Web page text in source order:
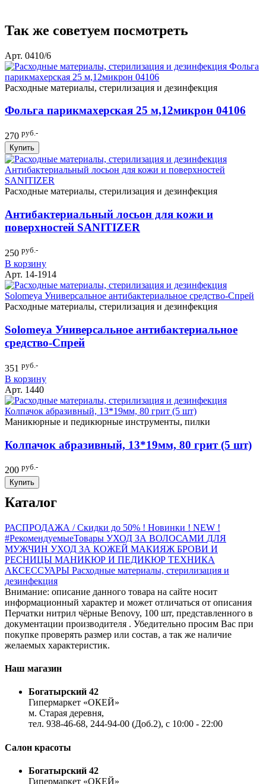
Так же советуем посмотреть
Арт. 0410/6
Расходные материалы, стерилизация и дезинфекция
Фольга парикмахерская 25 м,12микрон 04106
270 руб.-
Купить
Расходные материалы, стерилизация и дезинфекция
Антибактериальный лосьон для кожи и
поверхностей SANITIZER
250 руб.-
В корзину
Арт. 14-1914
Расходные материалы, стерилизация и дезинфекция
Solomeya Универсальное антибактериальное
средство-Cпрей
351 руб.-
В корзину
Арт. 1440
Маникюрные и педикюрные инструменты, пилки
Колпачок абразивный, 13*19мм, 80 грит (5 шт)
200 руб.-
Купить
Каталог
РАСПРОДАЖА / Скидки до 50% ! Новинки ! NEW !
#РекомендуемыеТовары УХОД ЗА ВОЛОСАМИ ДЛЯ
МУЖЧИН УХОД ЗА КОЖЕЙ МАКИЯЖ БРОВИ И
РЕСНИЦЫ МАНИКЮР И ПЕДИКЮР ТЕХНИКА
АКСЕССУАРЫ Расходные материалы, стерилизация и
дезинфекция
Внимание: описание данного товара на сайте носит
информационный характер и может отличаться от описания
Перчатки нитрил чёрные Benovy, 100 шт, представленного в
документации производителя . Убедительно просим Вас при
покупке проверять размер или состав, а так же наличие
желаемых характеристик.
Наш магазин
Богатырский 42
Гипермаркет «ОКЕЙ»
м. Старая деревня,
тел. 938-46-68, 244-94-00 (Доб.2), c 10:00 - 22:00
Салон красоты
Богатырский 42
Гипермаркет «ОКЕЙ»